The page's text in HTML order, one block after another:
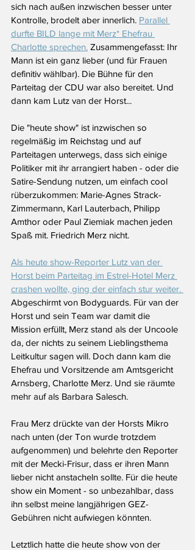
sich nach außen inzwischen besser unter
Kontrolle, brodelt aber innerlich. Parallel
durfte BILD lange mit Merz* Ehefrau
Charlotte sprechen. Zusammengefasst: Ihr
Mann ist ein ganz lieber (und für Frauen
definitiv wählbar). Die Bühne für den
Parteitag der CDU war also bereitet. Und
dann kam Lutz van der Horst...
Die "heute show" ist inzwischen so
regelmäßig im Reichstag und auf
Parteitagen unterwegs, dass sich einige
Politiker mit ihr arrangiert haben - oder die
Satire-Sendung nutzen, um einfach cool
rüberzukommen: Marie-Agnes Strack-
Zimmermann, Karl Lauterbach, Philipp
Amthor oder Paul Ziemiak machen jeden
Spaß mit. Friedrich Merz nicht.
Als heute show-Reporter Lutz van der
Horst beim Parteitag im Estrel-Hotel Merz
crashen wollte, ging der einfach stur weiter.
Abgeschirmt von Bodyguards. Für van der
Horst und sein Team war damit die
Mission erfüllt, Merz stand als der Uncoole
da, der nichts zu seinem Lieblingsthema
Leitkultur sagen will. Doch dann kam die
Ehefrau und Vorsitzende am Amtsgericht
Arnsberg, Charlotte Merz. Und sie räumte
mehr auf als Barbara Salesch.
Frau Merz drückte van der Horsts Mikro
nach unten (der Ton wurde trotzdem
aufgenommen) und belehrte den Reporter
mit der Mecki-Frisur, dass er ihren Mann
lieber nicht anstacheln sollte. Für die heute
show ein Moment - so unbezahlbar, dass
ihn selbst meine langjährigen GEZ-
Gebühren nicht aufwiegen könnten.
Letztlich hatte die heute show von der